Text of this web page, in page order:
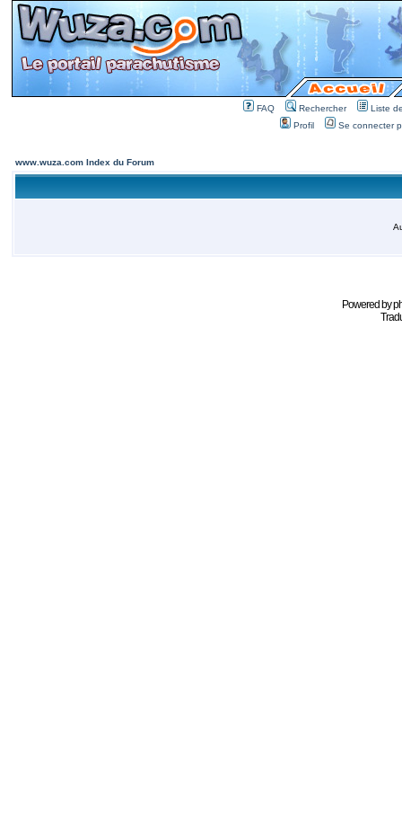
FAQ Rechercher
Liste
Profil
Se connecter
www.wuza.com Index du Forum
Powered by